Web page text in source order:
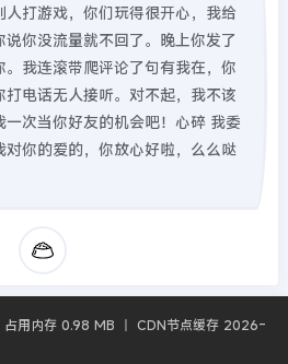
打游戏，你们玩得很开心，我给
你没流量就不回了。晚上你发了
我连滚带爬评论了句有我在，你
电话无人接听。对不起，我不该
次当你好友的机会吧！心碎 我委
你的爱的，你放心好啦，么么哒
占用内存 0.98 MB 丨 CDN节点缓存 2026-